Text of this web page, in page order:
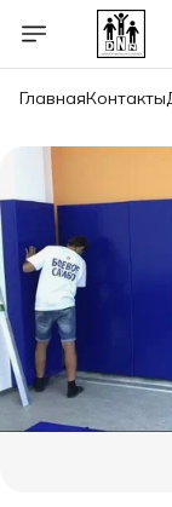
ГлавнаяКонтакты